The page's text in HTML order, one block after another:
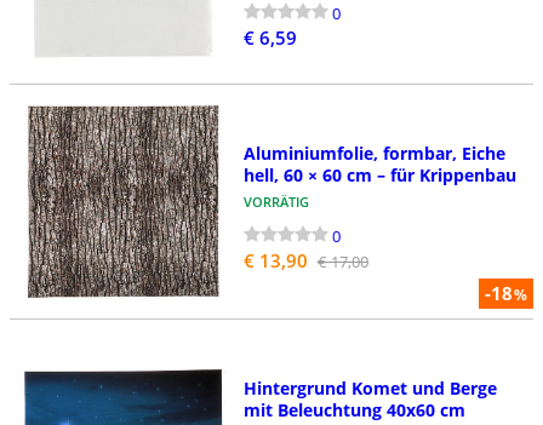
0
€ 6,59
-18%
Aluminiumfolie, formbar, Eiche
hell, 60 × 60 cm – für Krippenbau
VORRÄTIG
0
€ 13,90 € 17,00
Hintergrund Komet und Berge
mit Beleuchtung 40x60 cm